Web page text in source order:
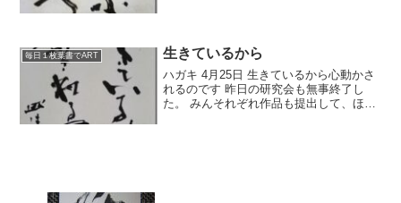
毎日１枚葉書でART 生きているから
ハガキ 4月25日 生きているから心動かさ
れるのです 昨日の研究会も無事終了し
た。 みんそれぞれ作品も提出して、ほっ